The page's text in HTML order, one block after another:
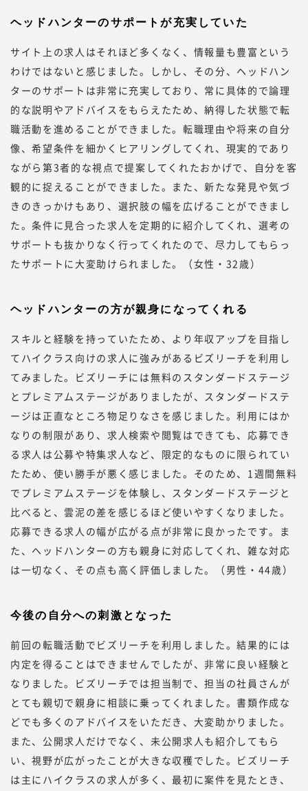
ヘッドハンターのサポートが充実していた
サイト上の求人はそれほど多くなく、情報量も豊富という
わけではないと感じました。しかし、その分、ヘッドハン
ターのサポートは非常に充実しており、常に具体的で論理
的な説明やアドバイスをもらえたため、納得した状態で転
職活動を進めることができました。転職理由や将来の自分
像、希望条件を細かくヒアリングしてくれ、現実的であり
ながら第3者的な視点で提案してくれたおかげで、自分を客
観的に捉えることができました。また、新たな発見や気づ
きのきっかけもあり、選択肢の幅を広げることができまし
た。条件に見合った求人を定期的に紹介してくれ、選考の
サポートも抜かりなく行ってくれたので、尽力してもらっ
たサポートに大変助けられました。（女性・32歳）
ヘッドハンターの方が親身になってくれる
スキルと経験を持っていたため、より年収アップを目指し
てハイクラス向けの求人に強みがあるビズリーチを利用し
てみました。ビズリーチには無料のスタンダードステージ
とプレミアムステージがありましたが、スタンダードステ
ージは正直なところ物足りなさを感じました。利用にはか
なりの制限があり、求人検索や閲覧はできても、応募でき
る求人は公募や特集求人など、限定的なものに限られてい
たため、使い勝手が悪く感じました。そのため、1週間無料
でプレミアムステージを体験し、スタンダードステージと
比べると、雲泥の差を感じるほど使いやすくなりました。
応募できる求人の幅が広がる点が非常に良かったです。ま
た、ヘッドハンターの方も親身に対応してくれ、雑な対応
は一切なく、その点も高く評価しました。（男性・44歳）
今後の自分への刺激となった
前回の転職活動でビズリーチを利用しました。結果的には
内定を得ることはできませんでしたが、非常に良い経験と
なりました。ビズリーチでは担当制で、担当の社員さんが
とても親切で親身に相談に乗ってくれました。書類作成な
どでも多くのアドバイスをいただき、大変助かりました。
また、公開求人だけでなく、未公開求人も紹介してもら
い、視野が広がったことが大きな収穫でした。ビズリーチ
は主にハイクラスの求人が多く、最初に案件を見たとき、